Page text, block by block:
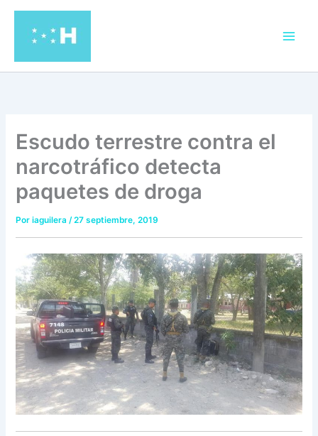
contenido
Escudo terrestre contra el
narcotráfico detecta
paquetes de droga
Poriaguilera/27 septiembre, 2019